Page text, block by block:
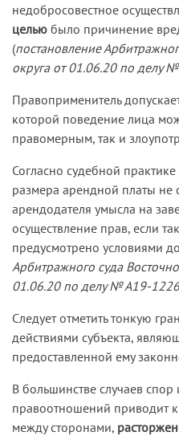
недобросовестное
целью было причинение
(постановление
округа от 01.06.20 по делу
Правоприменитель
которой поведение лица
правомерным, так и
Согласно судебной
размера арендной платы не
арендодателя умысла на
осуществление прав, если
предусмотрено условиями
Арбитражного суда
01.06.20 по делу № А19-
Следует отметить тонкую
действиями субъекта,
предоставленной ему
В большинстве случаев
правоотношений приводит
между сторонами,